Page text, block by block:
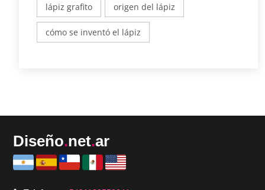
lápiz grafito origen del lápiz
cómo se inventó el lápiz
Diseño.net.ar